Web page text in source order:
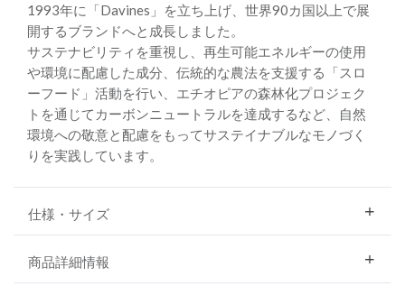
1993年に「Davines」を立ち上げ、世界90カ国以上で展
開するブランドへと成長しました。
サステナビリティを重視し、再生可能エネルギーの使用
や環境に配慮した成分、伝統的な農法を支援する「スロ
ーフード」活動を行い、エチオピアの森林化プロジェク
トを通じてカーボンニュートラルを達成するなど、自然
環境への敬意と配慮をもってサステイナブルなモノづく
りを実践しています。
仕様・サイズ
商品詳細情報